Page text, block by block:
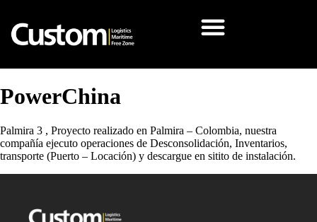
PowerChina
Palmira 3 , Proyecto realizado en Palmira – Colombia, nuestra
compañía ejecuto operaciones de Desconsolidación, Inventarios,
transporte (Puerto – Locación) y descargue en sitito de instalación.